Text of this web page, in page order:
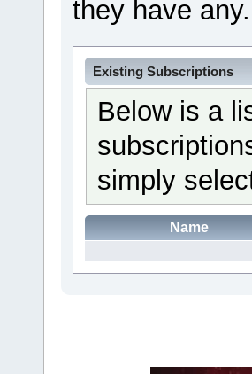
they have any.
Existing Subscriptions
Below is a
simply
Name